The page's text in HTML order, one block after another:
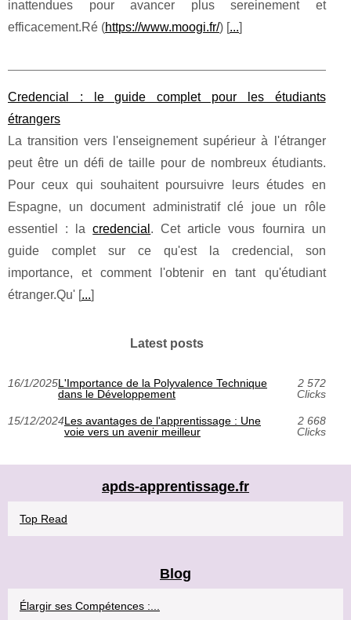
inattendues pour avancer plus sereinement et
efficacement.Ré (https://www.moogi.fr/) [...]
Credencial : le guide complet pour les étudiants
étrangers
La transition vers l'enseignement supérieur à l'étranger
peut être un défi de taille pour de nombreux étudiants.
Pour ceux qui souhaitent poursuivre leurs études en
Espagne, un document administratif clé joue un rôle
essentiel : lacredencial . Cet article vous fournira un
guide complet sur ce qu'est la credencial, son
importance, et comment l'obtenir en tant qu'étudiant
étranger.Qu' [...]
Latest posts
16/1/2025L'Importance de la Polyvalence Technique
dans le Développement
2 572
Clicks
15/12/2024Les avantages de l'apprentissage : Une
voie vers un avenir meilleur
2 668
Clicks
apds-apprentissage.fr
Top Read
Blog
Élargir ses Compétences :...